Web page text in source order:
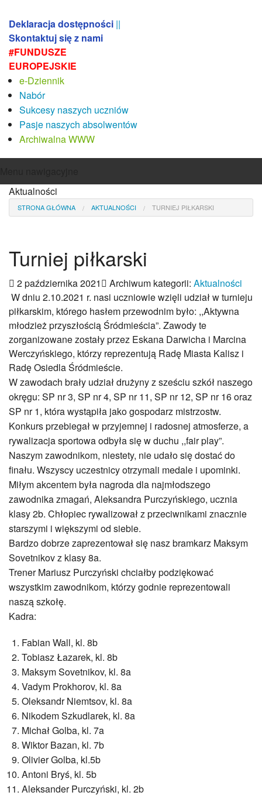
Deklaracja dostępności ||
Skontaktuj się z nami
#FUNDUSZE
EUROPEJSKIE
e-Dziennik
Nabór
Sukcesy naszych uczniów
Pasje naszych absolwentów
Archiwalna WWW
Aktualności
O szkole
Misja i koncepcja pracy szkoły
Absolwenci
Patron
Hymn szkoły
Odznaka Słowackiego
Dokumenty
Historia szkoły
Archiwalna strona WWW
Nauczanie dwujęzyczne
Innowacje
„AiR”- aktywność i rozwój
WebQuesty
FUNtastyczny angielski
INFORMATYKA dla SMYKA
Innowacje 2025-26
Innowacje 2024-25
Innowacje 2023-24
Innowacje 2022-23
Innowacje 2021-22
Strefa ucznia
Samorząd Uczniowski
Sukcesy naszych uczniów
Pasje naszych uczniów
Wolontariat
Zakątek plastyczny
Szkolne Koło Rowerowe Ciasna Bike
SkyClub
Klub Europejczyka
Strefa rodzica
Wychowawcy klas
Ważne daty
Jak chronić dziecko w Sieci
Bezpieczna i przyjazna szkoła
Przydatne linki
Projekty
Projekty 2025-26
Projekty 2024-25
Projekty 2023-24
Aktualności
STRONA GŁÓWNA AKTUALNOŚCI TURNIEJ PIŁKARSKI
Turniej piłkarski
2 października 2021 Archiwum kategorii: Aktualności
W dniu 2.10.2021 r. nasi uczniowie wzięli udział w turnieju
piłkarskim, którego hasłem przewodnim było: ,,Aktywna
młodzież przyszłością Śródmieścia”. Zawody te
zorganizowane zostały przez Eskana Darwicha i Marcina
Werczyńskiego, którzy reprezentują Radę Miasta Kalisz i
Radę Osiedla Śródmieście.
W zawodach brały udział drużyny z sześciu szkół naszego
okręgu: SP nr 3, SP nr 4, SP nr 11, SP nr 12, SP nr 16 oraz
SP nr 1, która wystąpiła jako gospodarz mistrzostw.
Konkurs przebiegał w przyjemnej i radosnej atmosferze, a
rywalizacja sportowa odbyła się w duchu ,,fair play”.
Naszym zawodnikom, niestety, nie udało się dostać do
finału. Wszyscy uczestnicy otrzymali medale i upominki.
Miłym akcentem była nagroda dla najmłodszego
zawodnika zmagań, Aleksandra Purczyńskiego, ucznia
klasy 2b. Chłopiec rywalizował z przeciwnikami znacznie
starszymi i większymi od siebie.
Bardzo dobrze zaprezentował się nasz bramkarz Maksym
Sovetnikov z klasy 8a.
Trener Mariusz Purczyński chciałby podziękować
wszystkim zawodnikom, którzy godnie reprezentowali
naszą szkołę.
Kadra:
Fabian Wall, kl. 8b
Tobiasz Łazarek, kl. 8b
Maksym Sovetnikov, kl. 8a
Vadym Prokhorov, kl. 8a
Oleksandr Niemtsov, kl. 8a
Nikodem Szkudlarek, kl. 8a
Michał Golba, kl. 7a
Wiktor Bazan, kl. 7b
Olivier Golba, kl.5b
Antoni Bryś, kl. 5b
Aleksander Purczyński, kl. 2b